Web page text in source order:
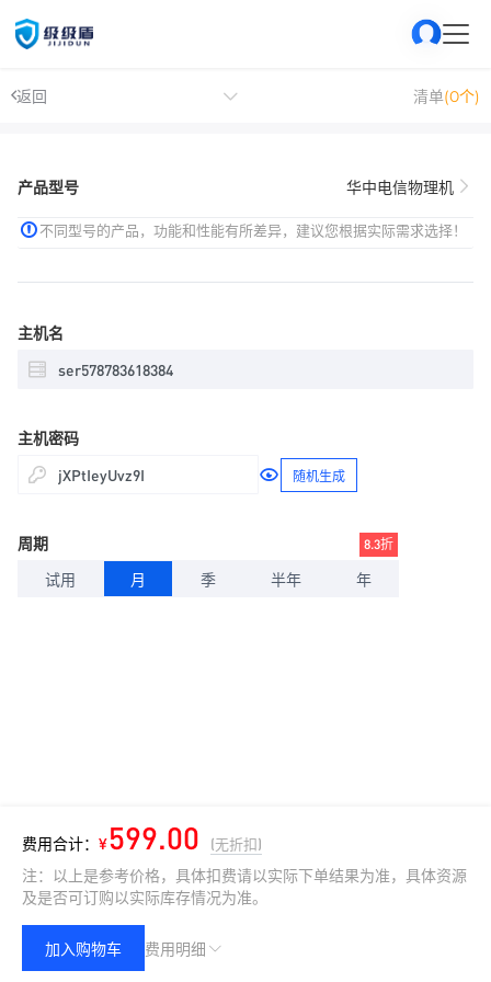
返回 清单(0个)
产品型号 华中电信物理机
不同型号的产品，功能和性能有所差异，建议您根据实际需求选择！
主机名
主机密码
随机生成
周期
试用
月 季 半年 年
8.3折
费用合计： ¥599.00 (无折扣)
注：以上是参考价格，具体扣费请以实际下单结果为准，具体资源
及是否可订购以实际库存情况为准。
费用明细
加入购物车